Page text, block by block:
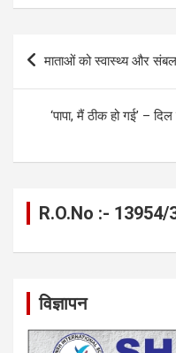
ce
b
o
o
k
se
g
er
at
s
A
p
p
Post
माताओं को स्वास्थ्य और संबल
‘पापा, मैं ठीक हो गई’ –
R.O.No :- 13954/
विज्ञापन